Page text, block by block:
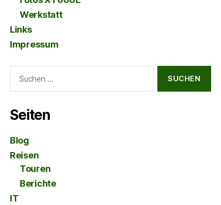
Werkstatt
Links
Impressum
nach:
Seiten
Blog
Reisen
Touren
Berichte
IT